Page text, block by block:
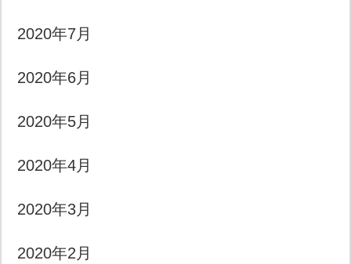
2020年7月
2020年6月
2020年5月
2020年4月
2020年3月
2020年2月